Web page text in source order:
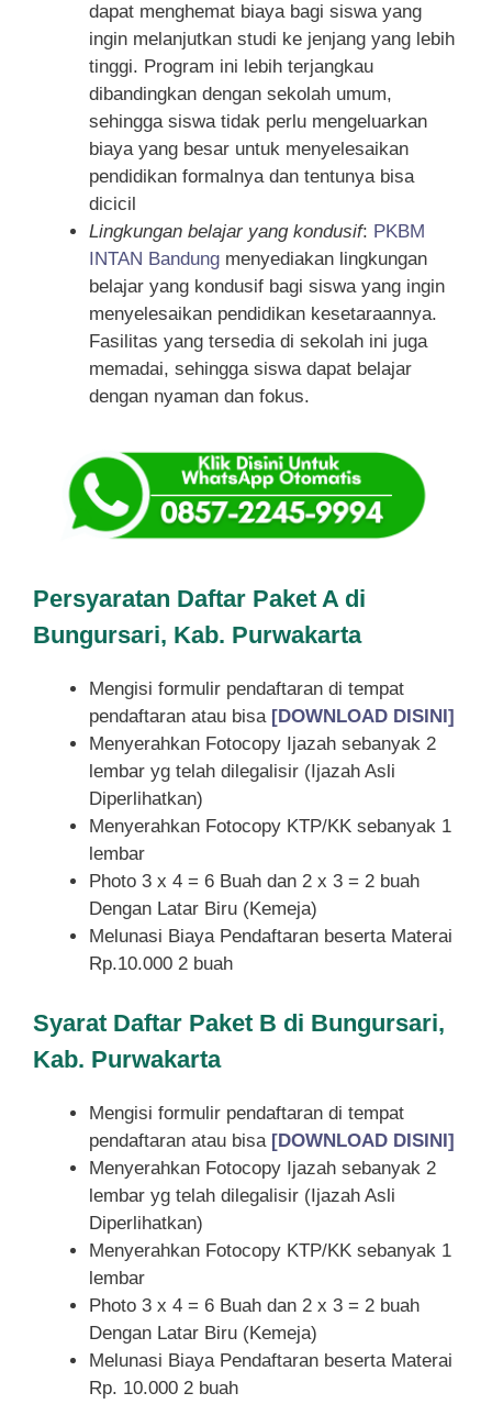
dapat menghemat biaya bagi siswa yang
ingin melanjutkan studi ke jenjang yang lebih
tinggi. Program ini lebih terjangkau
dibandingkan dengan sekolah umum,
sehingga siswa tidak perlu mengeluarkan
biaya yang besar untuk menyelesaikan
pendidikan formalnya dan tentunya bisa
dicicil
Lingkungan belajar yang kondusif: PKBM
INTAN Bandung menyediakan lingkungan
belajar yang kondusif bagi siswa yang ingin
menyelesaikan pendidikan kesetaraannya.
Fasilitas yang tersedia di sekolah ini juga
memadai, sehingga siswa dapat belajar
dengan nyaman dan fokus.
Persyaratan Daftar Paket A di
Bungursari, Kab. Purwakarta
Mengisi formulir pendaftaran di tempat
pendaftaran atau bisa [DOWNLOAD DISINI]
Menyerahkan Fotocopy Ijazah sebanyak 2
lembar yg telah dilegalisir (Ijazah Asli
Diperlihatkan)
Menyerahkan Fotocopy KTP/KK sebanyak 1
lembar
Photo 3 x 4 = 6 Buah dan 2 x 3 = 2 buah
Dengan Latar Biru (Kemeja)
Melunasi Biaya Pendaftaran beserta Materai
Rp.10.000 2 buah
Syarat Daftar Paket B di Bungursari,
Kab. Purwakarta
Mengisi formulir pendaftaran di tempat
pendaftaran atau bisa [DOWNLOAD DISINI]
Menyerahkan Fotocopy Ijazah sebanyak 2
lembar yg telah dilegalisir (Ijazah Asli
Diperlihatkan)
Menyerahkan Fotocopy KTP/KK sebanyak 1
lembar
Photo 3 x 4 = 6 Buah dan 2 x 3 = 2 buah
Dengan Latar Biru (Kemeja)
Melunasi Biaya Pendaftaran beserta Materai
Rp. 10.000 2 buah